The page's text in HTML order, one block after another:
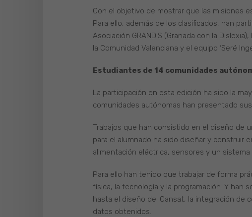
Con el objetivo de mostrar que las misiones
Para ello, además de los clasificados, han
Asociación GRANDIS (Granada con la
la Comunidad Valenciana y el equipo ‘Seré
Estudiantes de 14 comunidades
La participación en esta edición ha sido la
comunidades autónomas han presentado
Trabajos que han consistido en el diseño de
para el alumnado ha sido diseñar y construir
alimentación eléctrica, sensores y un
Para ello han tenido que trabajar de forma
física, la tecnología y la programación. Y han
hasta el diseño del Cansat, la integración de
datos obtenidos.